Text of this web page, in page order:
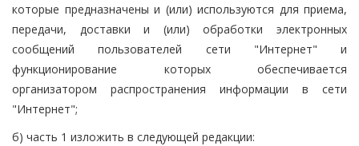
которые предназначены и (или) используются для приема,
передачи, доставки и (или) обработки электронных
сообщений пользователей сети "Интернет" и
функционирование которых обеспечивается
организатором распространения информации в сети
"Интернет";
б) часть 1 изложить в следующей редакции: